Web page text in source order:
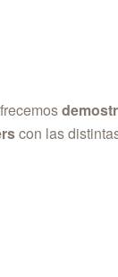
con las